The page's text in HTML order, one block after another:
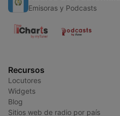
Emisoras y Podcasts
Recursos
Locutores
Widgets
Blog
Sitios web de radio por país